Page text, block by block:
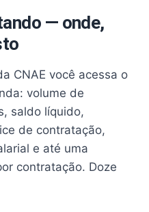
— onde,
CNAE você acessa o
volume de
saldo líquido,
de contratação,
e até uma
contratação. Doze